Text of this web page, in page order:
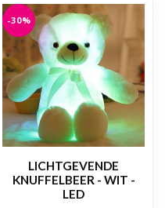
-30%
LICHTGEVENDE
KNUFFELBEER - WIT -
LED